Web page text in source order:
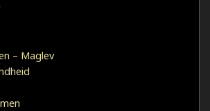
– Maglev